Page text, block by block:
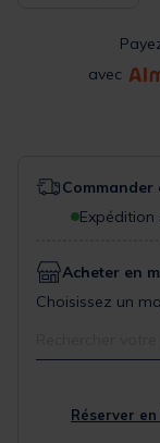
avec
Commander
Expédition
Acheter en
Choisissez un
Réserver